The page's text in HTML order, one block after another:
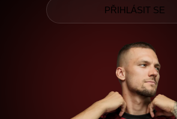
PŘIHLÁSIT SE